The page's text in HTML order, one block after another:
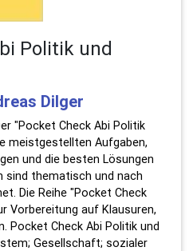
Politik und
Dilger
"Pocket Check Abi Politik
meistgestellten Aufgaben,
und die besten Lösungen
sind thematisch und nach
Die Reihe "Pocket Check
Vorbereitung auf Klausuren,
Pocket Check Abi Politik und
Gesellschaft; sozialer